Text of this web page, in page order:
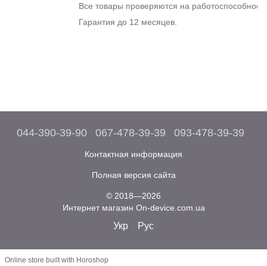
Все товары проверяются на
Гарантия до 12 месяцев.
044-390-39-90 067-478-39-39 093-478-39-39
Контактная информация
Полная версия сайта
© 2018—2026
Интернет магазин On-device.com.ua
Укр Рус
Online store built with Horoshop